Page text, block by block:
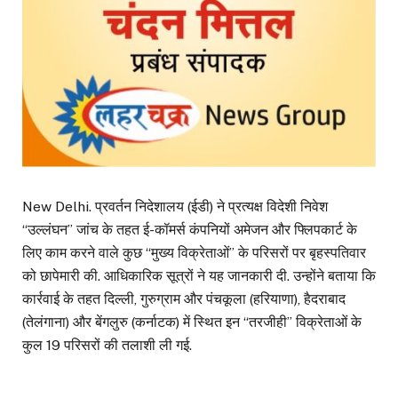
New Delhi. प्रवर्तन निदेशालय (ईडी) ने प्रत्यक्ष विदेशी निवेश
‘‘उल्लंघन’’ जांच के तहत ई-कॉमर्स कंपनियों अमेजन और फ्लिपकार्ट के
लिए काम करने वाले कुछ ‘‘मुख्य विक्रेताओं’’ के परिसरों पर बृहस्पतिवार
को छापेमारी की. आधिकारिक सूत्रों ने यह जानकारी दी. उन्होंने बताया कि
कार्रवाई के तहत दिल्ली, गुरुग्राम और पंचकूला (हरियाणा), हैदराबाद
(तेलंगाना) और बेंगलुरु (कर्नाटक) में स्थित इन ‘‘तरजीही’’ विक्रेताओं के
कुल 19 परिसरों की तलाशी ली गई.